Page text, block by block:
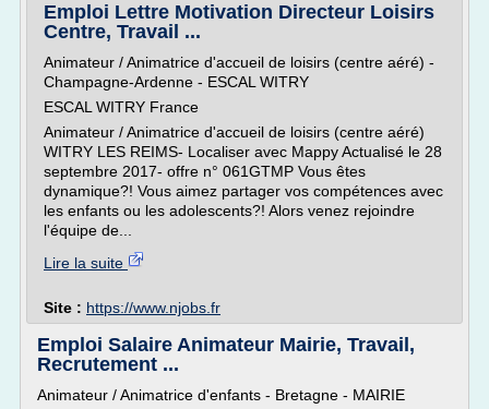
Emploi Lettre Motivation Directeur Loisirs
Centre, Travail ...
Animateur / Animatrice d'accueil de loisirs (centre aéré) -
Champagne-Ardenne - ESCAL WITRY
ESCAL WITRY France
Animateur / Animatrice d'accueil de loisirs (centre aéré)
WITRY LES REIMS- Localiser avec Mappy Actualisé le 28
septembre 2017- offre n° 061GTMP Vous êtes
dynamique?! Vous aimez partager vos compétences avec
les enfants ou les adolescents?! Alors venez rejoindre
l'équipe de...
Lire la suite
Site : https://www.njobs.fr
Emploi Salaire Animateur Mairie, Travail,
Recrutement ...
Animateur / Animatrice d'enfants - Bretagne - MAIRIE